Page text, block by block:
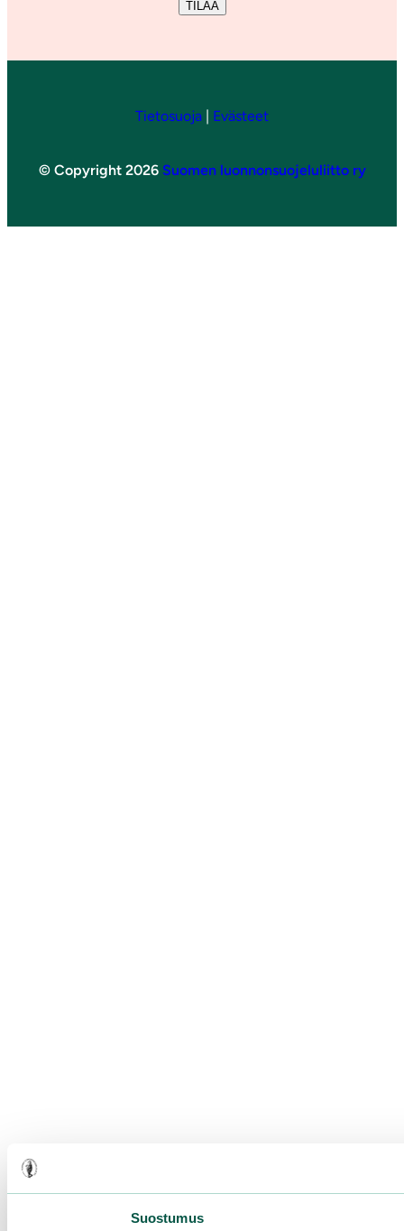
Suostumus
TILAA
Tietosuoja | Evästeet
© Copyright 2026 Suomen luonnonsuojeluliitto ry